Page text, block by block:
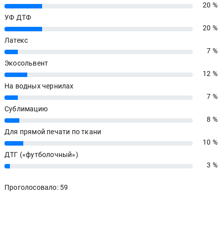
20%
20 %
УФ ДТФ
20%
20 %
Латекс
7%
7 %
Экосольвент
12%
12 %
На водных чернилах
7%
7 %
Сублимацию
8%
8 %
Для прямой печати по ткани
10%
10 %
ДТГ («футболочный»)
3% 3 %
Проголосовало: 59